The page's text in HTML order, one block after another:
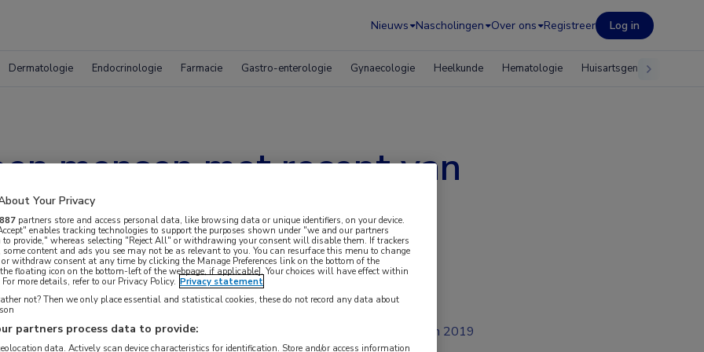
Nieuws Nascholingen Over ons Registreer Log in
Dermatologie Endocrinologie Farmacie Gastro-enterologie Gynaecologie Heelkunde Hematologie Huisartsgeneeskunde
mensen met recept van
jan 2019
Your Privacy
887 partners store and access personal data, like browsing data or unique identifiers, on your device.
enables tracking technologies to support the purposes shown under "we and our partners
to provide," whereas selecting "Reject All" or withdrawing your consent will disable them. If trackers
some content and ads you see may not be as relevant to you. You can resurface this menu to change
or withdraw consent at any time by clicking the Manage Preferences link on the bottom of the
floating icon on the bottom-left of the webpage, if applicable]. Your choices will have effect within
more details, refer to our Privacy Policy. Privacy statement
not? Then we only place essential and statistical cookies, these do not record any data about
partners process data to provide:
data. Actively scan device characteristics for identification. Store and/or access information